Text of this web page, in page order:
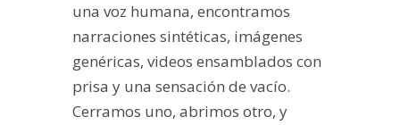
una voz humana, encontramos
narraciones sintéticas, imágenes
genéricas, videos ensamblados con
prisa y una sensación de vacío.
Cerramos uno, abrimos otro, y